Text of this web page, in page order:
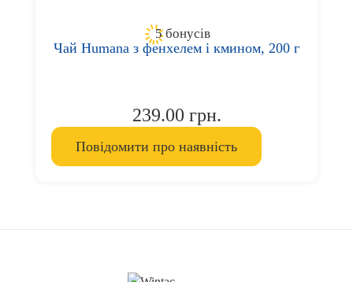
5 бонусів
Чай Humana з фенхелем і кмином, 200 г
239.00 грн.
Повідомити про наявність